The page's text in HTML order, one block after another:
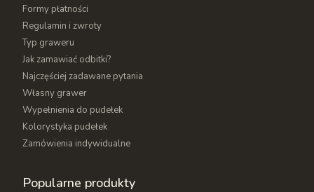
Formy płatności
Regulamin i zwroty
Typ graweru
Jak zamawiać odbitki?
Najczęściej zadawane pytania
Własny grawer
Wypełnienia do pudełek
Kolorystyka pudełek
Zamówienia indywidualne
Popularne produkty